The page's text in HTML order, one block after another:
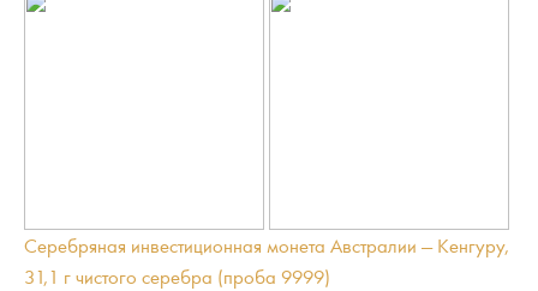
Серебряная инвестиционная монета Австралии — Кенгуру,
31,1 г чистого серебра (проба 9999)